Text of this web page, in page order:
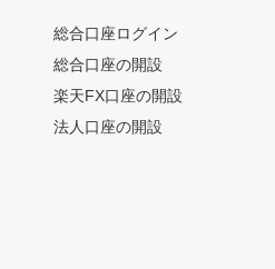
総合口座ログイン
総合口座の開設
楽天FX口座の開設
法人口座の開設